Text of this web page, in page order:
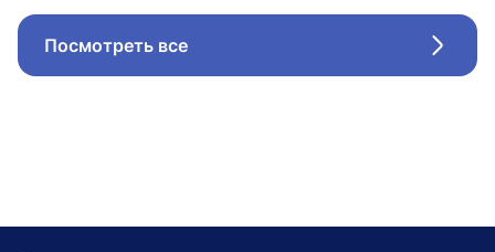
Посмотреть все